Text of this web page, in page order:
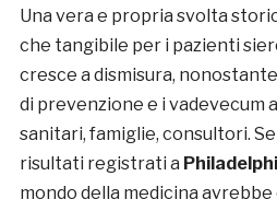
Una vera e propria svolta
che tangibile per i pazienti
cresce a dismisura,
di prevenzione e i vadevecum
sanitari, famiglie, consultori.
risultati registrati a
mondo della medicina